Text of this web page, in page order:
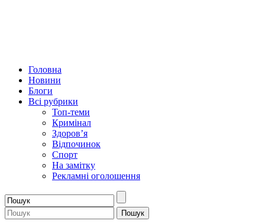
Головна
Новини
Блоги
Всі рубрики
Топ-теми
Кримінал
Здоров’я
Відпочинок
Спорт
На замітку
Рекламні оголошення